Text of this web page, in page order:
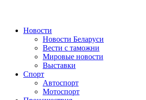
Сайт про автомобили
Новости
Новости Беларуси
Вести с таможни
Мировые новости
Выставки
Спорт
Автоспорт
Мотоспорт